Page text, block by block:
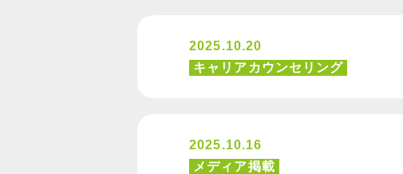
2025.10.20
キャリアカウンセリング
2025.10.16
メディア掲載